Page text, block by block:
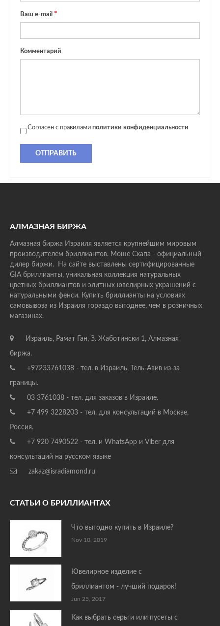
Ваш e-mail
Комментарий
Согласен с правилами политики конфиденциальности
ОТПРАВИТЬ
АЛМАЗНАЯ БИРЖА
Алмазная биржа Израиля является крупнейшим мировым
производителем бриллиантов. Моше Скапа - официальный
дилер биржи. На сайте выставлены сертифицированные
GIA бриллианты, уникальная коллекция натуральных
цветных бриллиантов и элитных ювелирных украшений с
натуральными фенси. Купить бриллианты на условиях
самовывоза из Израиля гораздо выгоднее, чем в розничных
магазинах.
Израиль, Рамат Ган, З. Жаботински 1, Алмазная
биржа.
+97233761038 - тел. в Израиль, Тель-Авив из-за
границы.
03 3761038 - тел. для заказов в Израиле.
+7 499 3228203 - тел. для консультаций в Москве,
Россия.
+7 920 7490522 - тел. и WhatsApp и Viber для
консультаций на русском языке
zakaz@isradiamond.ru
СТАТЬИ О БРИЛЛИАНТАХ
Что выгодно купить в Израиле?
Nov 10, 2019
Ювелирное изделие с
бриллиантом - лучший подарок!
Jun 25, 2017
Как выбрать серьги или пусеты с